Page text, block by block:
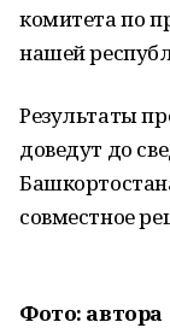
комитета по
нашей
Результаты
доведут до
совместное
Фото: автора